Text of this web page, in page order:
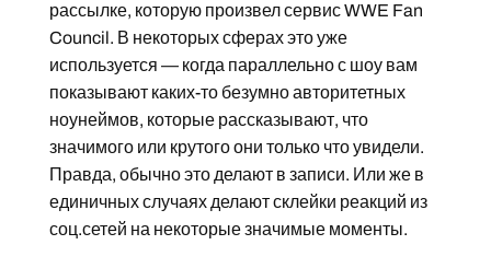
рассылке, которую произвел сервис WWE Fan
Council. В некоторых сферах это уже
используется — когда параллельно с шоу вам
показывают каких-то безумно авторитетных
ноунеймов, которые рассказывают, что
значимого или крутого они только что увидели.
Правда, обычно это делают в записи. Или же в
единичных случаях делают склейки реакций из
соц.сетей на некоторые значимые моменты.